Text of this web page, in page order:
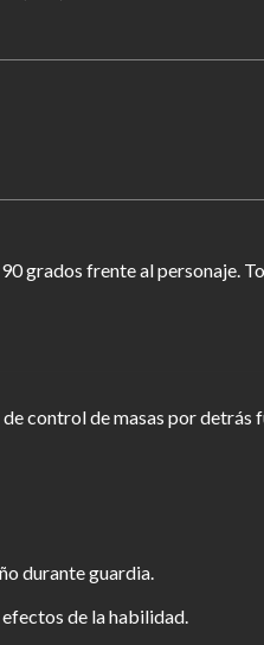
grados frente al personaje.
control de masas por
durante guardia.
de la habilidad.